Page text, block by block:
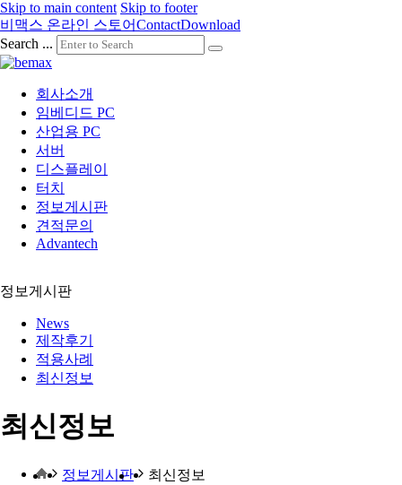
Skip to main content Skip to footer
비맥스 온라인 스토어ContactDownload
Search ...
회사소개
임베디드 PC
산업용 PC
서버
디스플레이
터치
정보게시판
견적문의
Advantech
정보게시판
News
제작후기
적용사례
최신정보
최신정보
정보게시판 최신정보